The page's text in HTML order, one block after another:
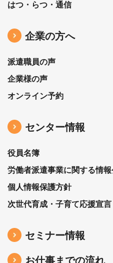
はつ・らつ・通信
企業の方へ
派遣職員の声
企業様の声
オンライン予約
センター情報
役員名簿
労働者派遣事業に関する情報
個人情報保護方針
次世代育成・子育て応援宣
セミナー情報
お仕事までの流れ